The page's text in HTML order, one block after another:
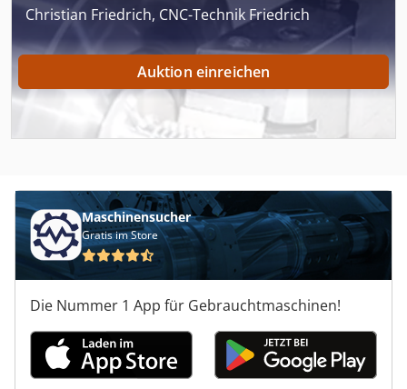
Christian Friedrich, CNC-Technik Friedrich
Auktion einreichen
Maschinensucher
Gratis im Store
Die Nummer 1 App für Gebrauchtmaschinen!